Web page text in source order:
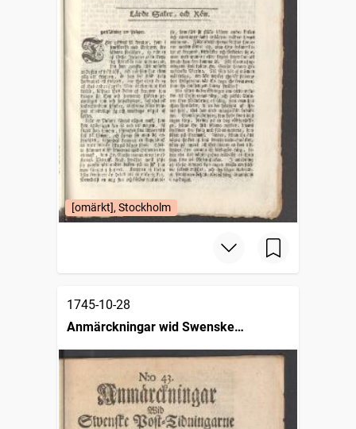
[omärkt], Stockholm
1745-10-28
Anmärckningar wid Swenske
posttidningarne